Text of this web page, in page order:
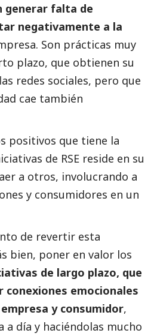
generar falta de
negativamente a la
Son prácticas muy
plazo, que obtienen su
redes sociales, pero que
cae también
positivos que tiene la
de RSE reside en su
a otros, involucrando a
y consumidores en un
de revertir esta
bien, poner en valor los
de largo plazo, que
emocionales
y consumidor,
día y haciéndolas mucho